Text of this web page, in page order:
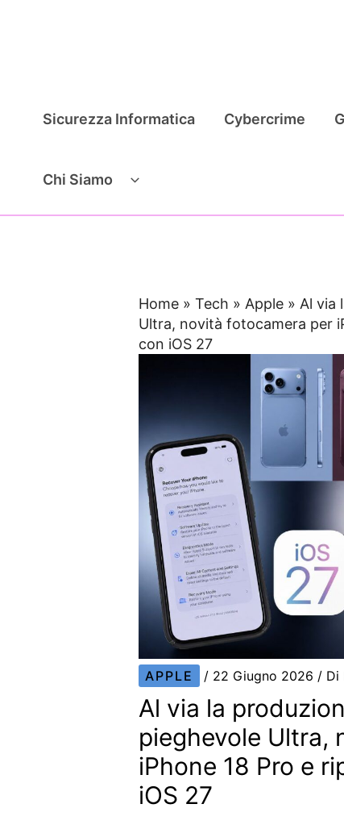
Sicurezza Informatica Cybercrime
Chi Siamo
Home »Tech » Apple » Al via
Ultra, novità fotocamera per
con iOS 27
APPLE / 22 Giugno 2026 / Di
Al via la
pieghevole Ultra,
iPhone 18 Pro e
iOS 27